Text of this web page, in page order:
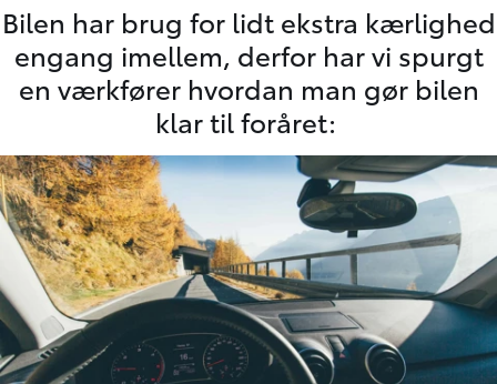
Bilen har brug for lidt ekstra kærlighed
engang imellem, derfor har vi spurgt
en værkfører hvordan man gør bilen
klar til foråret: